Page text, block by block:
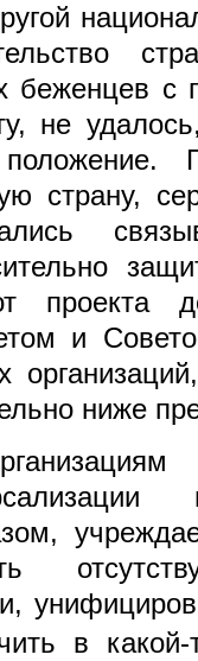
беженцев
не
страну,
и
ниже
в